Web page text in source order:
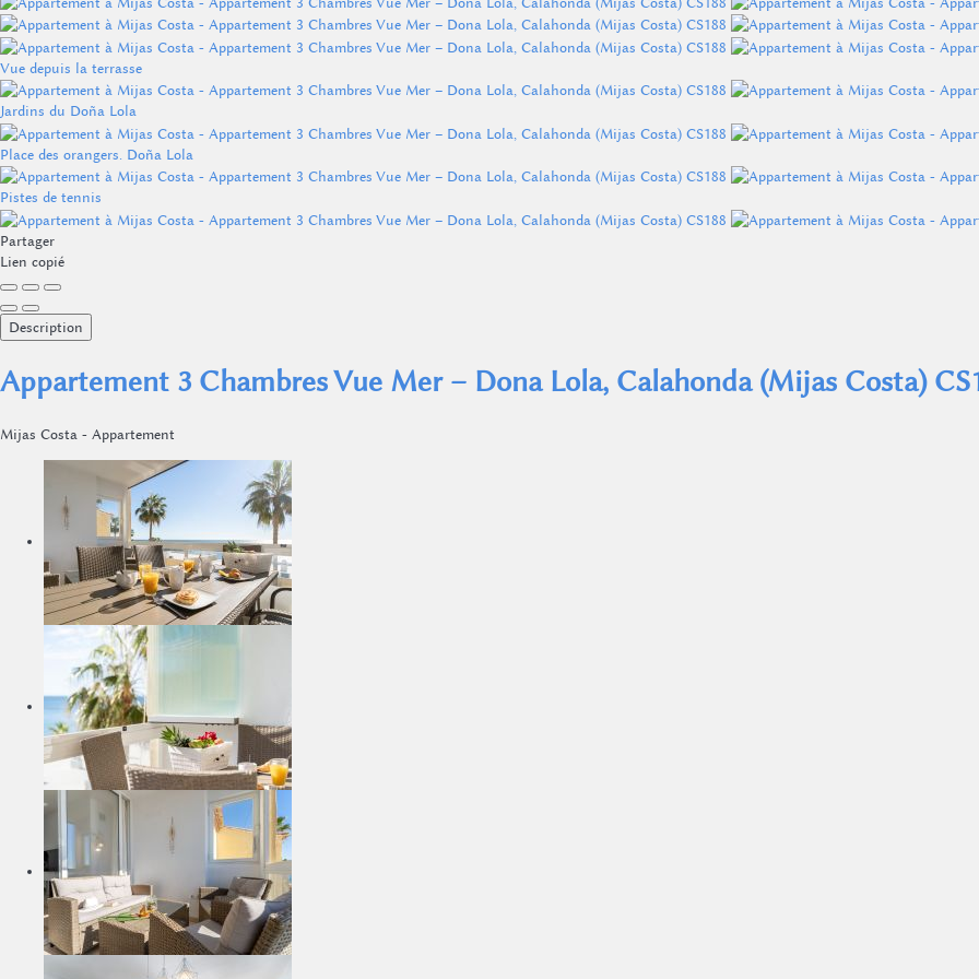
Vue depuis la terrasse
Jardins du Doña Lola
Place des orangers. Doña Lola
Pistes de tennis
Partager
Lien copié
Description
Appartement 3 Chambres Vue Mer – Dona Lola, Calahonda (Mijas Costa)
Mijas Costa - Appartement